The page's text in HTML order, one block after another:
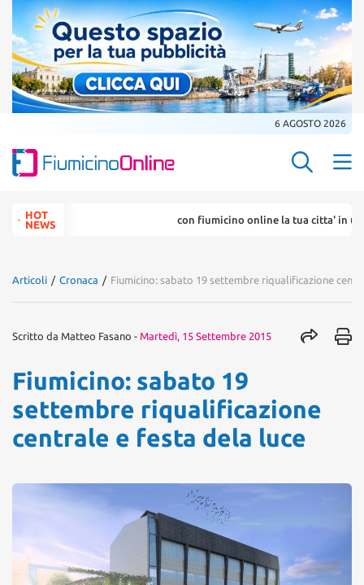
6 AGOSTO 2026
Search
for:HOT
NEWS
con fiumicino online la tua citta' in un ...
Articoli / Cronaca / Fiumicino: sabato 19 settembre riqualificazione
Scritto da Matteo Fasano - Martedì, 15 Settembre 2015
Fiumicino: sabato 19
settembre riqualificazione
centrale e festa dela luce